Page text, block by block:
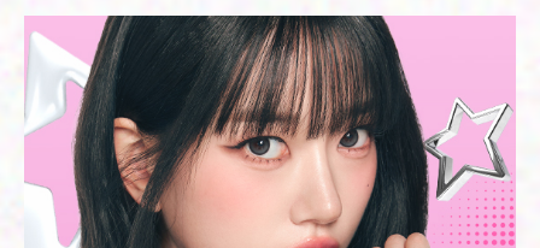
NEWS
活動消息
PRODUCTS
OLENS X MEOVV
探索全系列
日拋系列
月拋系列
ABOUT
認識 OLENS
銷售據點
MEMBERSHIP
會員介紹與權益
會員點數兌禮計劃
CUSTOMER SERVICE
常見問題
FOLLOW US